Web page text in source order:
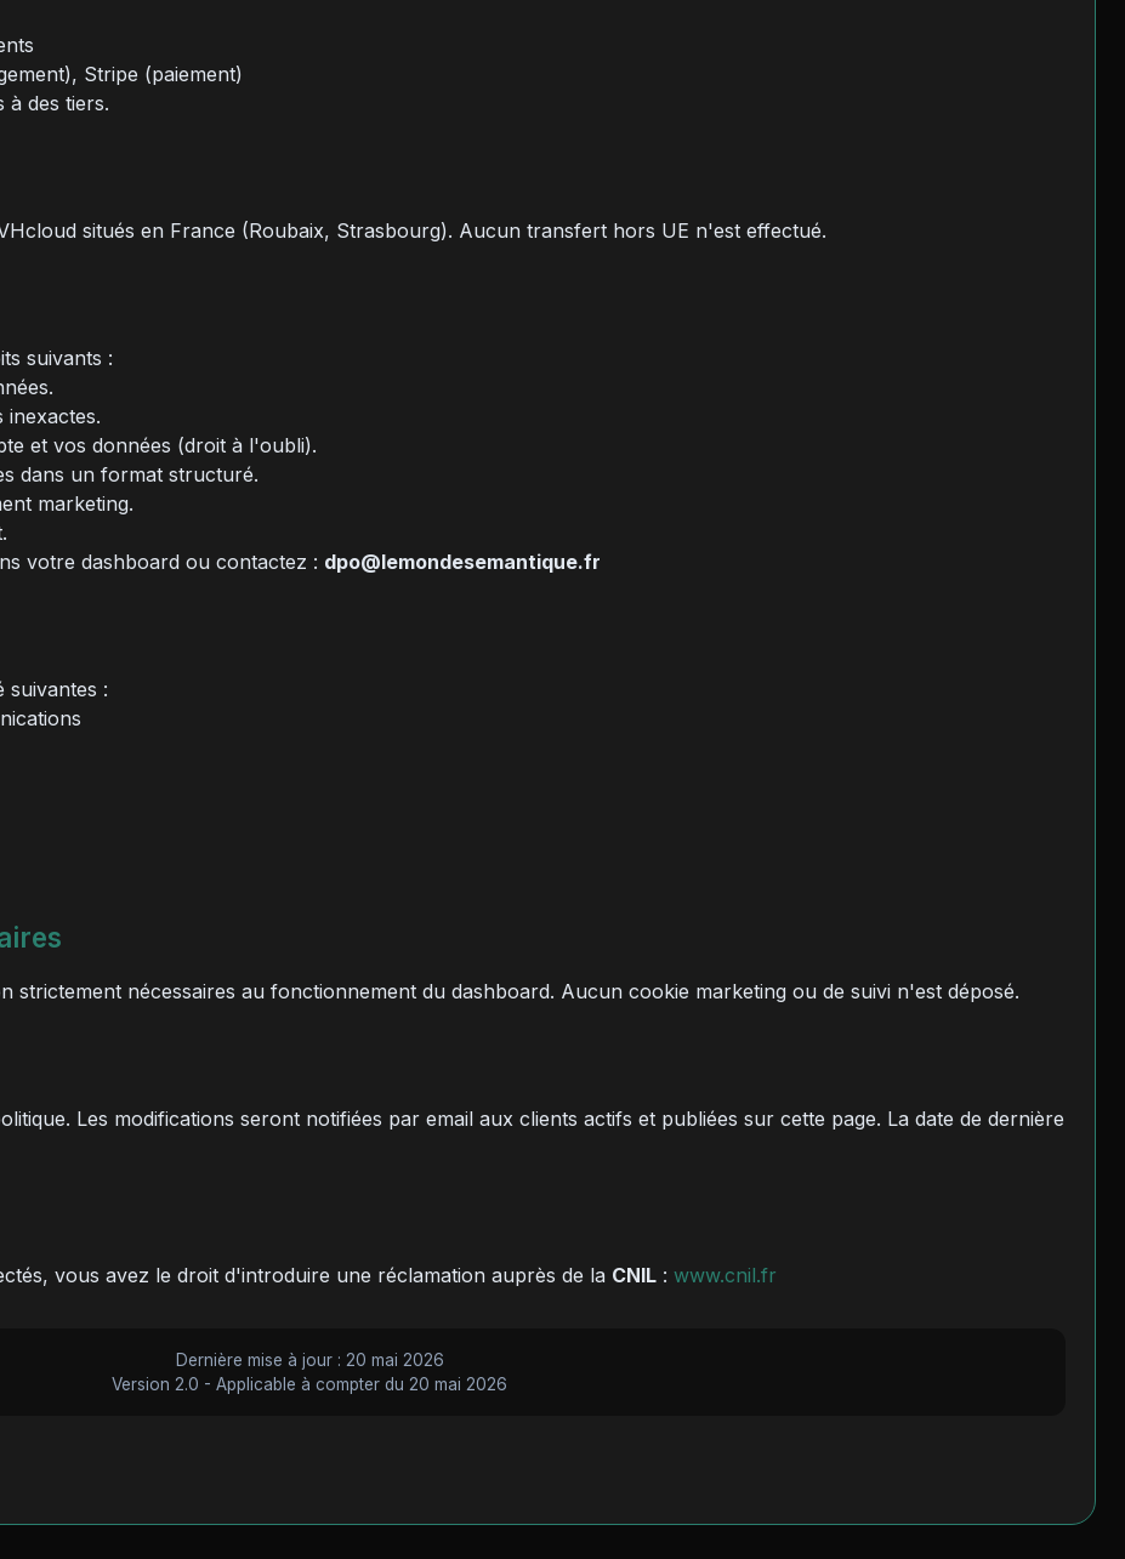
Stripe (paiement)
à des tiers.
situés en France (Roubaix, Strasbourg). Aucun transfert hors UE n'est effectué.
suivants :
inexactes.
et vos données (droit à l'oubli).
dans un format structuré.
marketing.
votre dashboard ou contactez : dpo@lemondesemantique.fr
suivantes :
strictement nécessaires au fonctionnement du dashboard. Aucun cookie marketing ou de suivi n'est déposé.
Les modifications seront notifiées par email aux clients actifs et publiées sur cette page. La date de dernière
vous avez le droit d'introduire une réclamation auprès de la CNIL : www.cnil.fr
Dernière mise à jour : 20 mai 2026
Version 2.0 - Applicable à compter du 20 mai 2026